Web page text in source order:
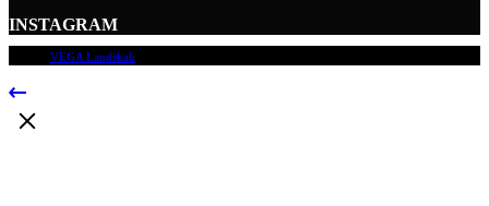
INSTAGRAM
VEGA Landskab